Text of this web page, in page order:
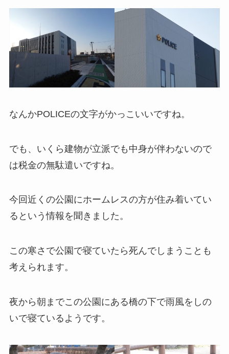
なんかPOLICEの文字がかっこいいですね。
でも、いくら建物が立派でも中身が伴わないので
は税金の無駄遣いですね。
今回近くの公園にホームレスの方が住み着いてい
るという情報を聞きました。
この寒さで公園で寝ていたら死んでしまうことも
考えられます。
夜から朝までこの公園にある橋の下で雨風をしの
いで寝ているようです。